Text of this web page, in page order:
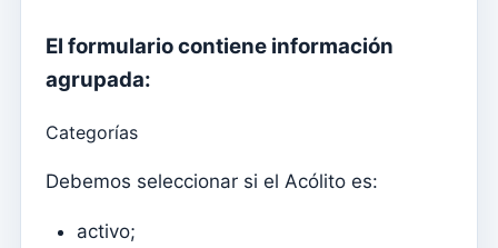
Documentos individuales
Transferencias
Lista de grupos/búsqueda
El formulario contiene información
agrupada:
Categorías
Debemos seleccionar si el Acólito es:
activo;